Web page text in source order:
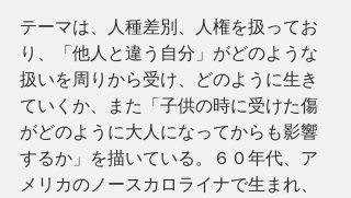
テーマは、人種差別、人権を扱ってお
り、「他人と違う自分」がどのような
扱いを周りから受け、どのように生き
ていくか、また「子供の時に受けた傷
がどのように大人になってからも影響
するか」を描いている。６０年代、ア
メリカのノースカロライナで生まれ、